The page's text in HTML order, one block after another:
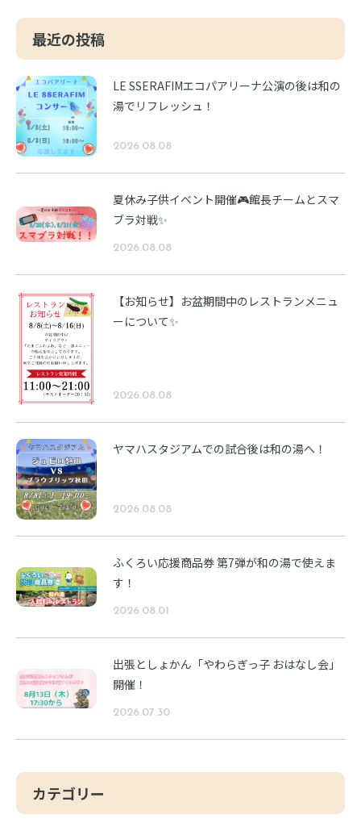
最近の投稿
LE SSERAFIMエコパアリーナ公演の後は和の
湯でリフレッシュ！
2026.08.08
夏休み子供イベント開催🎮館長チームとスマ
ブラ対戦✨
2026.08.08
【お知らせ】お盆期間中のレストランメニュ
ーについて✨
2026.08.08
ヤマハスタジアムでの試合後は和の湯へ！
2026.08.08
ふくろい応援商品券 第7弾が和の湯で使えま
す！
2026.08.01
出張としょかん「やわらぎっ子 おはなし会」
開催！
2026.07.30
カテゴリー